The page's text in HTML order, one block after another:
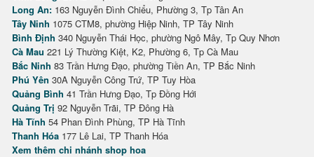
Long An: 163 Nguyễn Đình Chiểu, Phường 3, Tp Tân An
Tây Ninh 1075 CTM8, phường Hiệp Ninh, TP Tây Ninh
Bình Định 340 Nguyễn Thái Học, phường Ngô Mây, Tp Quy Nhơn
Cà Mau 221 Lý Thường Kiệt, K2, Phường 6, Tp Cà Mau
Bắc Ninh 83 Trần Hưng Đạo, phường Tiền An, TP Bắc Ninh
Phú Yên 30A Nguyễn Công Trứ, TP Tuy Hòa
Quảng Bình 41 Trần Hưng Đạo, Tp Đồng Hới
Quảng Trị 92 Nguyễn Trãi, TP Đông Hà
Hà Tĩnh 54 Phan Đình Phùng, TP Hà Tĩnh
Thanh Hóa 177 Lê Lai, TP Thanh Hóa
Xem thêm chi nhánh shop hoa